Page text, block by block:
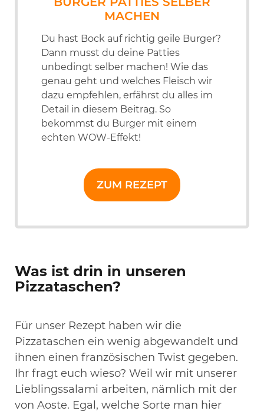
MACHEN
Du hast Bock auf richtig geile Burger?
Dann musst du deine Patties
unbedingt selber machen! Wie das
genau geht und welches Fleisch wir
dazu empfehlen, erfährst du alles im
Detail in diesem Beitrag. So
bekommst du Burger mit einem
echten WOW-Effekt!
ZUM REZEPT
Was ist drin in unseren
Pizzataschen?
Für unser Rezept haben wir die
Pizzataschen ein wenig abgewandelt und
ihnen einen französischen Twist gegeben.
Ihr fragt euch wieso? Weil wir mit unserer
Lieblingssalami arbeiten, nämlich mit der
von Aoste. Egal, welche Sorte man hier